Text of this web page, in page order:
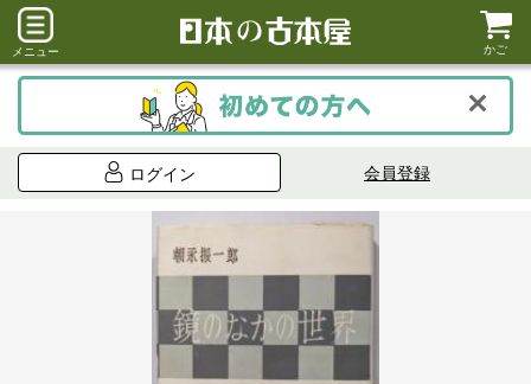
メニュー かご
ログイン 会員登録